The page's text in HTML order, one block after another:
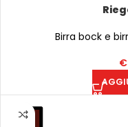
Birra bock e
€